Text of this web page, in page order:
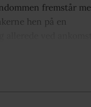
fremstår
hen på en
som området er
på en